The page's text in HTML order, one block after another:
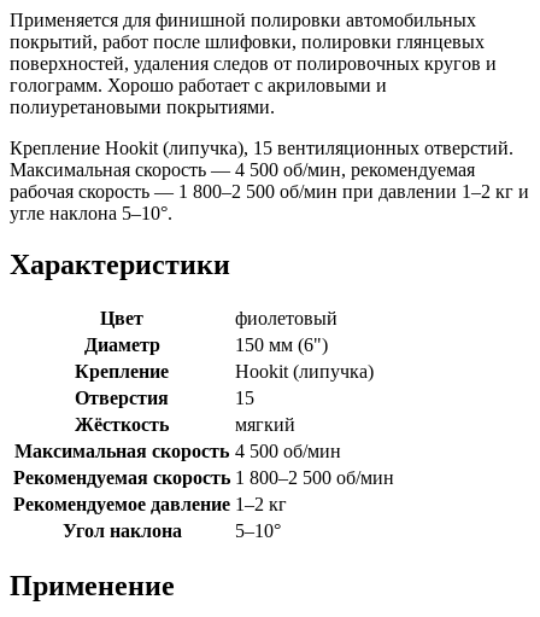
Применяется для финишной полировки автомобильных
покрытий, работ после шлифовки, полировки глянцевых
поверхностей, удаления следов от полировочных кругов и
голограмм. Хорошо работает с акриловыми и
полиуретановыми покрытиями.
Крепление Hookit (липучка), 15 вентиляционных отверстий.
Максимальная скорость — 4 500 об/мин, рекомендуемая
рабочая скорость — 1 800–2 500 об/мин при давлении 1–2 кг и
угле наклона 5–10°.
Характеристики
Цвет
фиолетовый
Диаметр
150 мм (6")
Крепление
Hookit (липучка)
Отверстия
15
Жёсткость
мягкий
Максимальная скорость 4 500 об/мин
Рекомендуемая скорость 1 800–2 500 об/мин
Рекомендуемое давление 1–2 кг
Угол наклона
5–10°
Применение